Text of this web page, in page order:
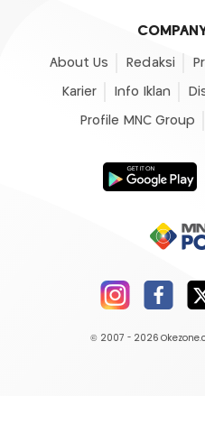
About Us Redaksi
Karier Info Iklan
Profile MNC Group
© 2007 - 2026